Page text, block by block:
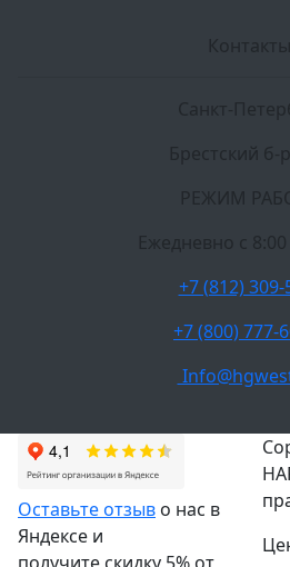
Контакты
Санкт-
Брестский б-
РЕЖИМ
Ежедневно c 8:00
+7 (812) 309-
+7 (800) 777-
Оставьте отзыв о нас в
Яндексе и